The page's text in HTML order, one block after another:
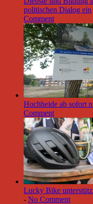
politischen Dialog ein
Comment
Hochheide ab sofort
Comment
Lucky Bike
- No Comment